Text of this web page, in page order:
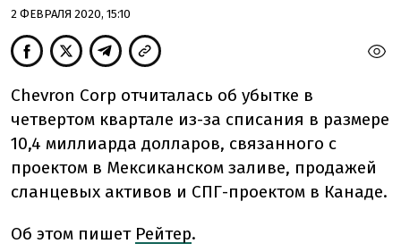
2 ФЕВРАЛЯ 2020, 15:10
Chevron Corp отчиталась об убытке в
четвертом квартале из-за списания в размере
10,4 миллиарда долларов, связанного с
проектом в Мексиканском заливе, продажей
сланцевых активов и СПГ-проектом в Канаде.
Об этом пишет Рейтер.